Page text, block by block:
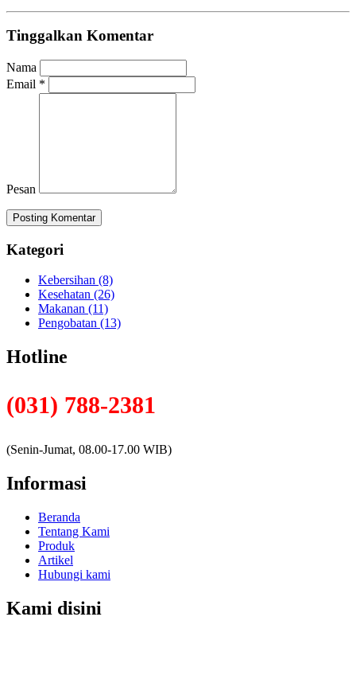
Tinggalkan Komentar
Nama
Email *
Pesan
Posting Komentar
Kategori
Kebersihan (8)
Kesehatan (26)
Makanan (11)
Pengobatan (13)
Hotline
(031) 788-2381
(Senin-Jumat, 08.00-17.00 WIB)
Informasi
Beranda
Tentang Kami
Produk
Artikel
Hubungi kami
Kami disini